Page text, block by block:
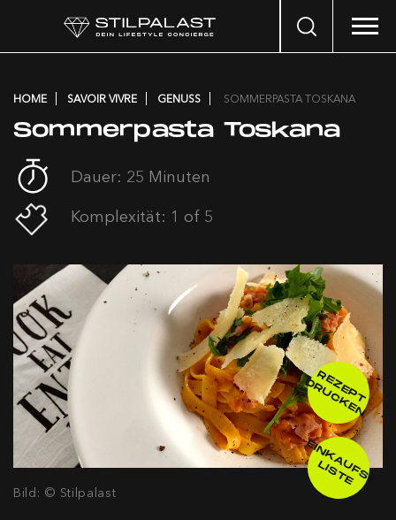
Search
HOME SAVOIR VIVRE GENUSS SOMMERPASTA TOSKANA
Sommerpasta Toskana
Dauer: 25 Minuten
Komplexität: 1 of 5
Bild: © Stilpalast
R
E
Z
E
P
T
D
R
U
C
K
E
N
E
IN
K
A
U
F
S
-
L
IS
T
E